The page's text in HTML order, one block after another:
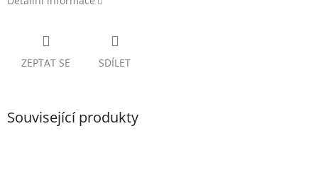
ZEPTAT SE SDÍLET
Související produkty